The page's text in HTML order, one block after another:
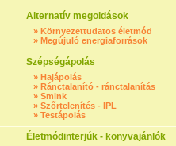
Alternatív megoldások
» Környezettudatos életmód
» Megújuló energiaforrások
Szépségápolás
» Hajápolás
» Ránctalanító - ránctalanítás
» Smink
» Szőrtelenítés - IPL
» Testápolás
Életmódinterjúk - könyvajánlók